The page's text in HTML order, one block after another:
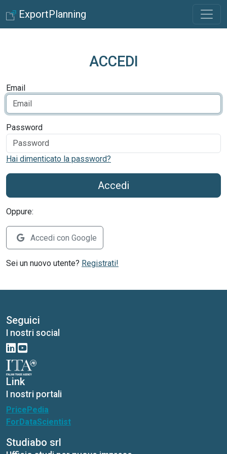
ExportPlanning
ACCEDI
Email
Password
Hai dimenticato la password?
Accedi
Oppure:
Accedi con Google
Sei un nuovo utente? Registrati!
Seguici
I nostri social
Link
I nostri portali
PricePedia
ForDataScientist
Studiabo srl